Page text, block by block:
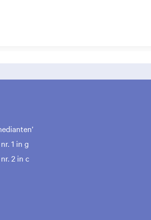
1 in g
2 in c